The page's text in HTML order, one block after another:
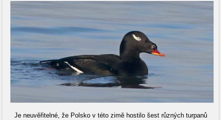
Je neuvěřitelné, že Polsko v této zimě hostilo šest různých turpanů